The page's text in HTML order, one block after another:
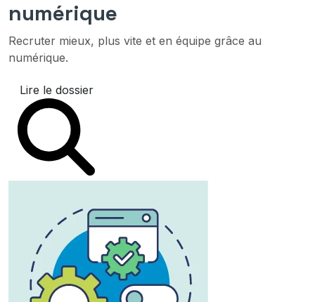
numérique
Recruter mieux, plus vite et en équipe grâce au
numérique.
Lire le dossier